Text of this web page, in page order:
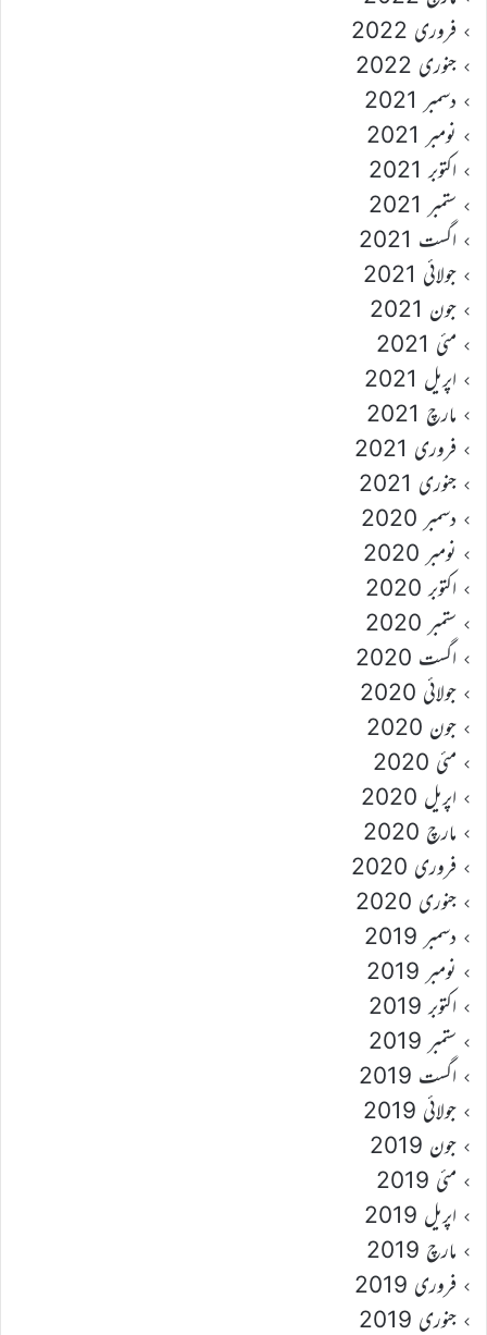
فروری 2022
جنوری 2022
دسمبر 2021
نومبر 2021
اکتوبر 2021
ستمبر 2021
اگست 2021
جولائی 2021
جون 2021
مئی 2021
اپریل 2021
مارچ 2021
فروری 2021
جنوری 2021
دسمبر 2020
نومبر 2020
اکتوبر 2020
ستمبر 2020
اگست 2020
جولائی 2020
جون 2020
مئی 2020
اپریل 2020
مارچ 2020
فروری 2020
جنوری 2020
دسمبر 2019
نومبر 2019
اکتوبر 2019
ستمبر 2019
اگست 2019
جولائی 2019
جون 2019
مئی 2019
اپریل 2019
مارچ 2019
فروری 2019
جنوری 2019